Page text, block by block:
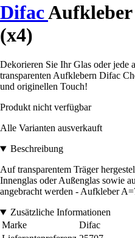
Difac
(x4)
Dekorieren Sie Ihr Glas oder jede
transparenten Aufklebern Difac
und originellen Touch!
Produkt nicht verfügbar
Alle Varianten ausverkauft
Beschreibung
Auf transparentem Träger
Innenglas oder Außenglas sowie
angebracht werden - Aufkleber
Zusätzliche Informationen
Marke
Difac